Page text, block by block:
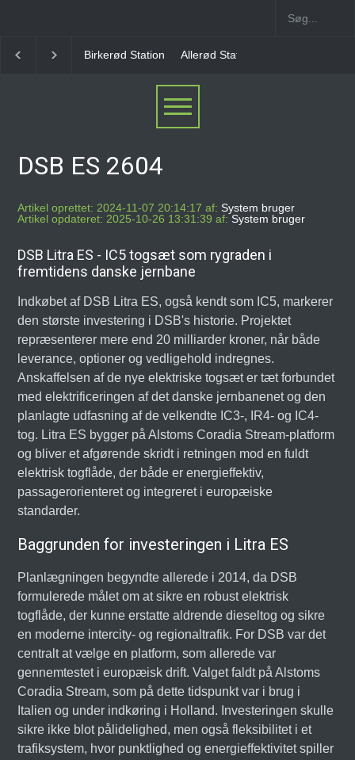
Station Allerød Station Favrholm Station
DSB ES 2604
Artikel oprettet: 2024-11-07 20:14:17 af: System bruger
Artikel opdateret: 2025-10-26 13:31:39 af: System bruger
DSB Litra ES - IC5 togsæt som rygraden i
fremtidens danske jernbane
Indkøbet af DSB Litra ES, også kendt som IC5, markerer
den største investering i DSB's historie. Projektet
repræsenterer mere end 20 milliarder kroner, når både
leverance, optioner og vedligehold indregnes.
Anskaffelsen af de nye elektriske togsæt er tæt forbundet
med elektrificeringen af det danske jernbanenet og den
planlagte udfasning af de velkendte IC3-, IR4- og IC4-
tog. Litra ES bygger på Alstoms Coradia Stream-platform
og bliver et afgørende skridt i retningen mod en fuldt
elektrisk togflåde, der både er energieffektiv,
passagerorienteret og integreret i europæiske
standarder.
Baggrunden for investeringen i Litra ES
Planlægningen begyndte allerede i 2014, da DSB
formulerede målet om at sikre en robust elektrisk
togflåde, der kunne erstatte aldrende dieseltog og sikre
en moderne intercity- og regionaltrafik. For DSB var det
centralt at vælge en platform, som allerede var
gennemtestet i europæisk drift. Valget faldt på Alstoms
Coradia Stream, som på dette tidspunkt var i brug i
Italien og under indkøring i Holland. Investeringen skulle
sikre ikke blot pålidelighed, men også fleksibilitet i et
trafiksystem, hvor punktlighed og energieffektivitet spiller